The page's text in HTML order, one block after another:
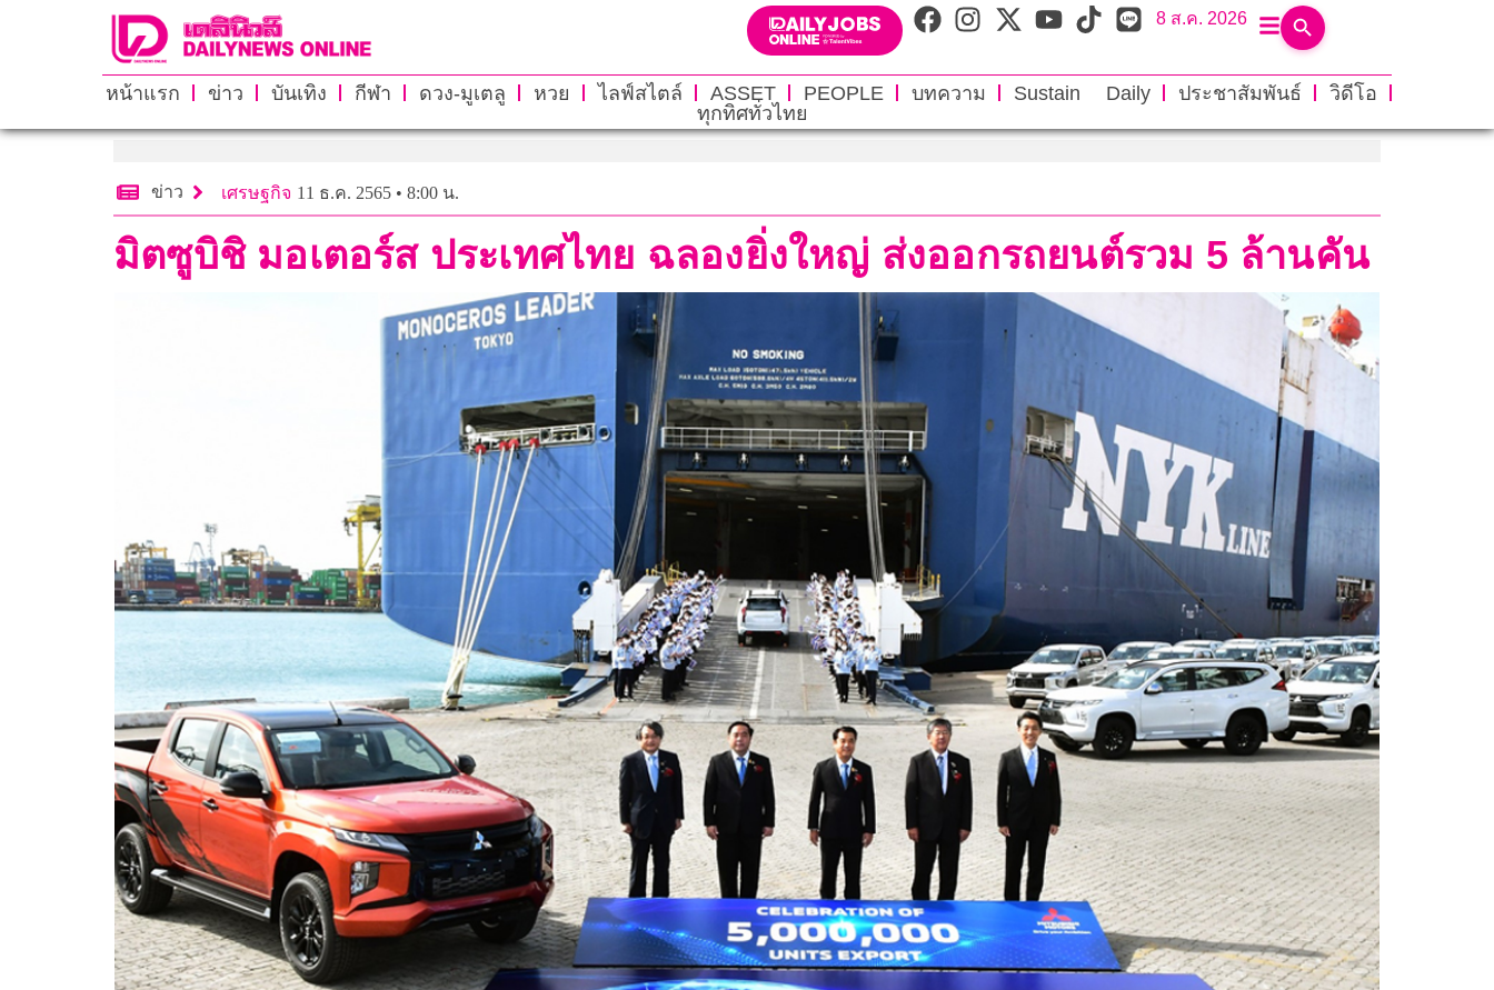
8 ส.ค. 2026
หน้าแรก ข่าว บันเทิง กีฬา ดวง-มูเตลู หวย ไลฟ์สไตล์ ASSET PEOPLE บทความ Sustain Daily ประชาสัมพันธ์
วิดีโอ
ทุกทิศทั่วไทย
ข่าว เศรษฐกิจ 11 ธ.ค. 2565 • 8:00 น.
มิตซูบิชิ มอเตอร์ส ประเทศไทย ฉลองยิ่งใหญ่ ส่งออกรถยนต์รวม 5 ล้านคัน